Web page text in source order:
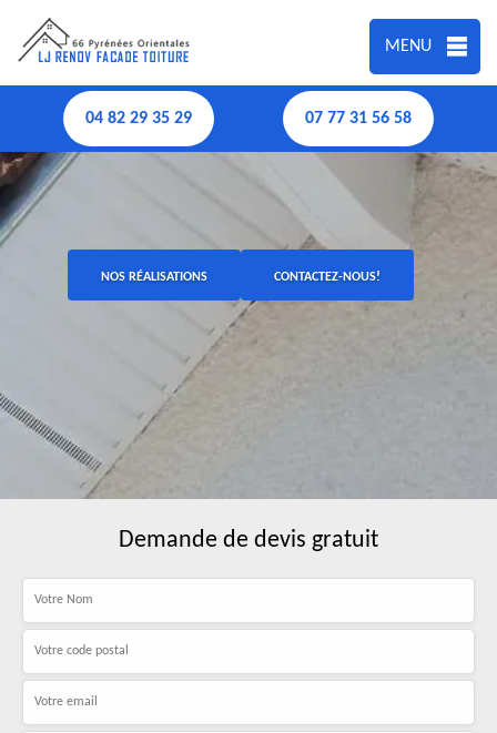
MENU
04 82 29 35 29 07 77 31 56 58
NOS RÉALISATIONS CONTACTEZ-NOUS!
Demande de devis gratuit